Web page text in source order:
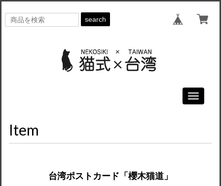
search
Toggle
Item
台湾ポストカード「櫻木猫道」